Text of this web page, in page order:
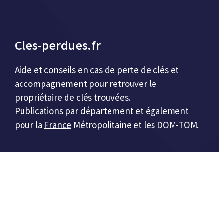
Cles-perdues.fr
Aide et conseils en cas de perte de clés et
accompagnement pour retrouver le
propriétaire de clés trouvées.
Publications par département et également
pour la France Métropolitaine et les DOM-TOM.